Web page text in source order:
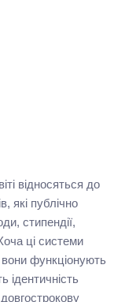
відносяться до
які публічно
стипендії,
ці системи
функціонують
ідентичність